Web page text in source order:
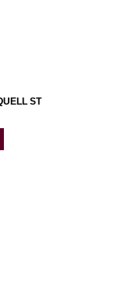
ST